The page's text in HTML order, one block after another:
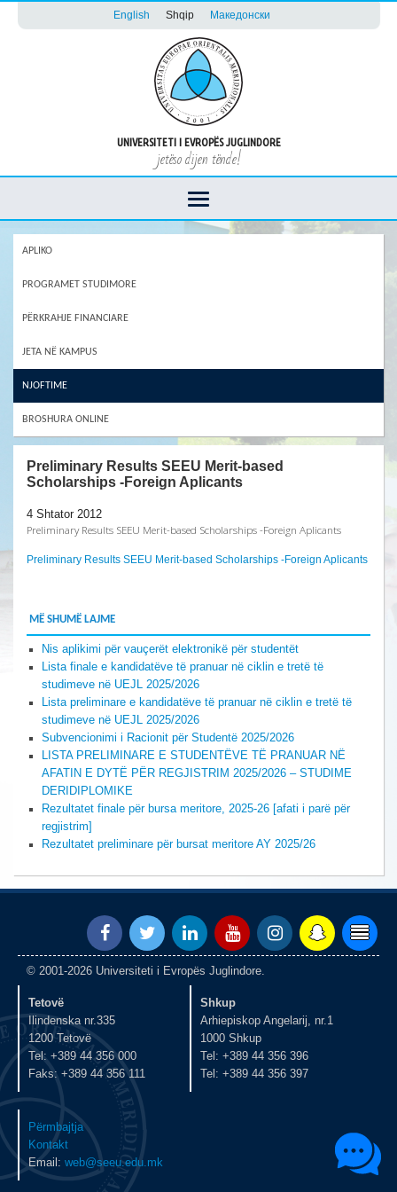
English Shqip Македонски
UNIVERSITETI I EVROPËS JUGLINDORE
jetëso dijen tënde!
APLIKO
PROGRAMET STUDIMORE
PËRKRAHJE FINANCIARE
JETA NË KAMPUS
NJOFTIME
BROSHURA ONLINE
Preliminary Results SEEU Merit-based
Scholarships -Foreign Aplicants
4 Shtator 2012
Preliminary Results SEEU Merit-based Scholarships -Foreign Aplicants
Preliminary Results SEEU Merit-based Scholarships -Foreign Aplicants
MË SHUMË LAJME
Nis aplikimi për vauçerët elektronikë për studentët
Lista finale e kandidatëve të pranuar në ciklin e tretë të
studimeve në UEJL 2025/2026
Lista preliminare e kandidatëve të pranuar në ciklin e tretë të
studimeve në UEJL 2025/2026
Subvencionimi i Racionit për Studentë 2025/2026
LISTA PRELIMINARE E STUDENTËVE TË PRANUAR NË
AFATIN E DYTË PËR REGJISTRIM 2025/2026 – STUDIME
DERIDIPLOMIKE
Rezultatet finale për bursa meritore, 2025-26 [afati i parë për
regjistrim]
Rezultatet preliminare për bursat meritore AY 2025/26
© 2001-2026 Universiteti i Evropës Juglindore.
Tetovë
Ilindenska nr.335
1200 Tetovë
Tel: +389 44 356 000
Faks: +389 44 356 111
Shkup
Arhiepiskop Angelarij, nr.1
1000 Shkup
Tel: +389 44 356 396
Tel: +389 44 356 397
Përmbajtja
Kontakt
Email: web@seeu.edu.mk